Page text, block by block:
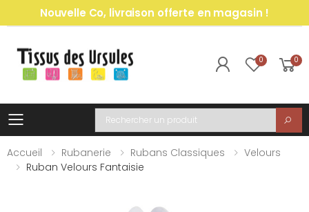
Nouvelle Co, livraison offerte en magasin !
0 0
Toggle mobile menu
Recherche
Accueil
Rubanerie Rubans Classiques
Velours
Ruban Velours Fantaisie